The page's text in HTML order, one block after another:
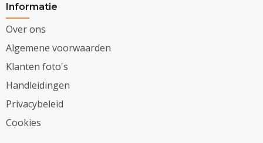
Informatie
Over ons
Algemene voorwaarden
Klanten foto's
Handleidingen
Privacybeleid
Cookies